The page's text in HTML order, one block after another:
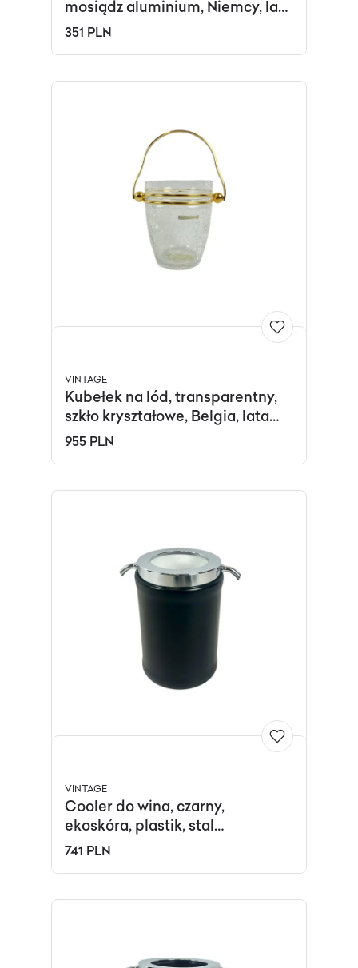
mosiądz aluminium, Niemcy, lata
60.
351 PLN
VINTAGE
Kubełek na lód, transparentny,
szkło kryształowe, Belgia, lata
60.
955 PLN
VINTAGE
Cooler do wina, czarny,
ekoskóra, plastik, stal
chromowana, Freddotherm,
741 PLN